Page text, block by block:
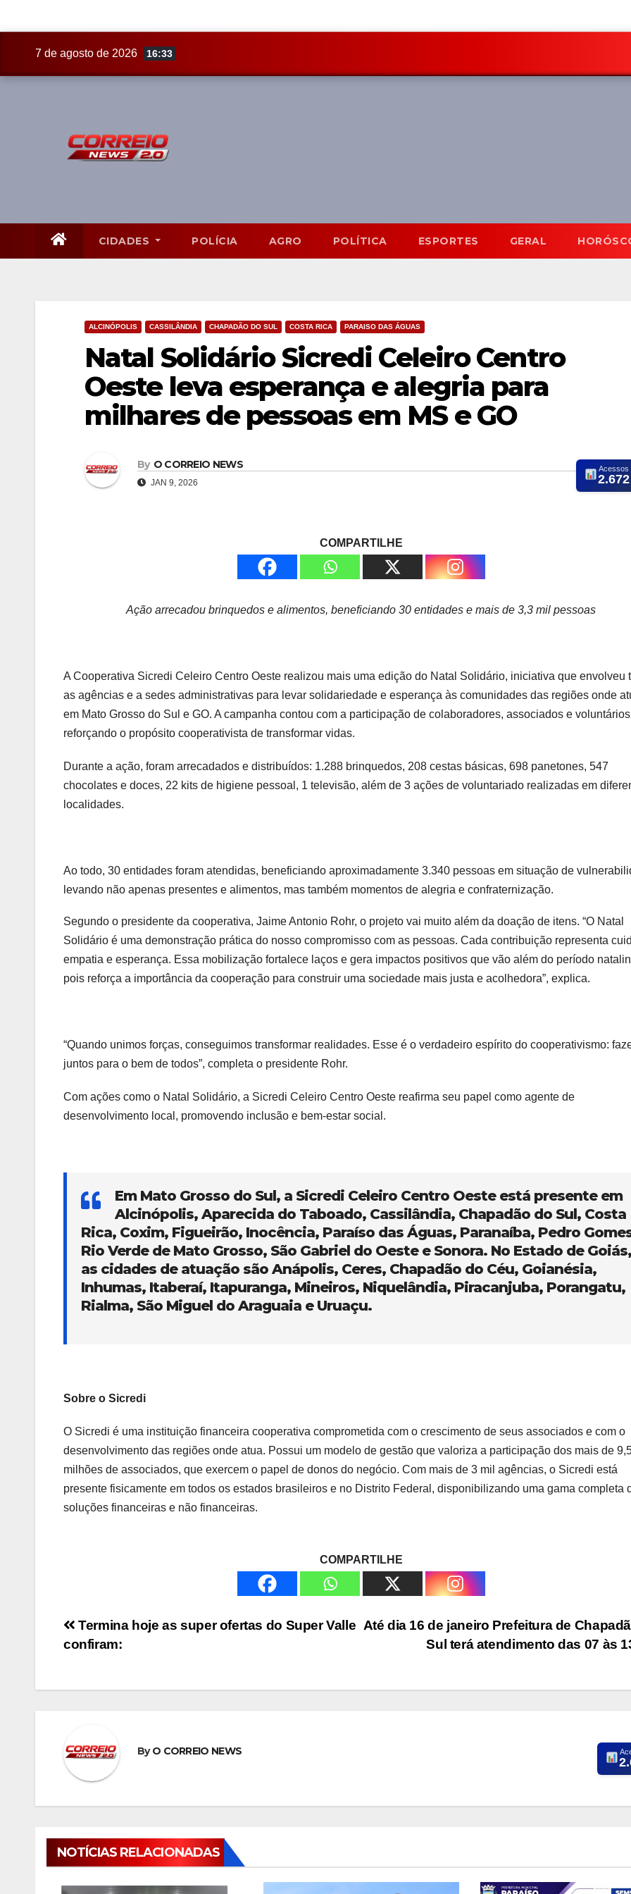
7 de agosto de 2026 16:33
CIDADES POLÍCIA AGRO POLÍTICA ESPORTES GERAL
ALCINÓPOLIS CASSILÂNDIA CHAPADÃO DO SUL COSTA RICA PARAISO DAS ÁGUAS
Natal Solidário Sicredi Celeiro Centro
Oeste leva esperança e alegria para
milhares de pessoas em MS e GO
By O CORREIO NEWS
JAN 9, 2026
Acessos
2.672
COMPARTILHE
Ação arrecadou brinquedos e alimentos, beneficiando 30 entidades e mais de 3,3 mil pessoas
A Cooperativa Sicredi Celeiro Centro Oeste realizou mais uma edição do Natal Solidário, iniciativa que envolveu
as agências e a sedes administrativas para levar solidariedade e esperança às comunidades das regiões onde
em Mato Grosso do Sul e GO. A campanha contou com a participação de colaboradores, associados e
reforçando o propósito cooperativista de transformar vidas.
Durante a ação, foram arrecadados e distribuídos: 1.288 brinquedos, 208 cestas básicas, 698 panetones, 547
chocolates e doces, 22 kits de higiene pessoal, 1 televisão, além de 3 ações de voluntariado realizadas em
localidades.
Ao todo, 30 entidades foram atendidas, beneficiando aproximadamente 3.340 pessoas em situação de
levando não apenas presentes e alimentos, mas também momentos de alegria e confraternização.
Segundo o presidente da cooperativa, Jaime Antonio Rohr, o projeto vai muito além da doação de itens. “O Natal
Solidário é uma demonstração prática do nosso compromisso com as pessoas. Cada contribuição representa
empatia e esperança. Essa mobilização fortalece laços e gera impactos positivos que vão além do período
pois reforça a importância da cooperação para construir uma sociedade mais justa e acolhedora”, explica.
“Quando unimos forças, conseguimos transformar realidades. Esse é o verdadeiro espírito do cooperativismo:
juntos para o bem de todos”, completa o presidente Rohr.
Com ações como o Natal Solidário, a Sicredi Celeiro Centro Oeste reafirma seu papel como agente de
desenvolvimento local, promovendo inclusão e bem-estar social.
Em Mato Grosso do Sul, a Sicredi Celeiro Centro Oeste está presente em
Alcinópolis, Aparecida do Taboado, Cassilândia, Chapadão do Sul, Costa
Rica, Coxim, Figueirão, Inocência, Paraíso das Águas, Paranaíba, Pedro
Rio Verde de Mato Grosso, São Gabriel do Oeste e Sonora. No Estado de Goiás,
as cidades de atuação são Anápolis, Ceres, Chapadão do Céu, Goianésia,
Inhumas, Itaberaí, Itapuranga, Mineiros, Niquelândia, Piracanjuba, Porangatu,
Rialma, São Miguel do Araguaia e Uruaçu.
Sobre o Sicredi
O Sicredi é uma instituição financeira cooperativa comprometida com o crescimento de seus associados e com o
desenvolvimento das regiões onde atua. Possui um modelo de gestão que valoriza a participação dos mais de
milhões de associados, que exercem o papel de donos do negócio. Com mais de 3 mil agências, o Sicredi está
presente fisicamente em todos os estados brasileiros e no Distrito Federal, disponibilizando uma gama completa
soluções financeiras e não financeiras.
COMPARTILHE
Navegação
Post
Até dia 16 de janeiro Prefeitura de
Sul terá atendimento das 07 às
Termina hoje as super ofertas do Super Valle
confiram:
ByO CORREIO NEWS
NOTÍCIAS RELACIONADAS